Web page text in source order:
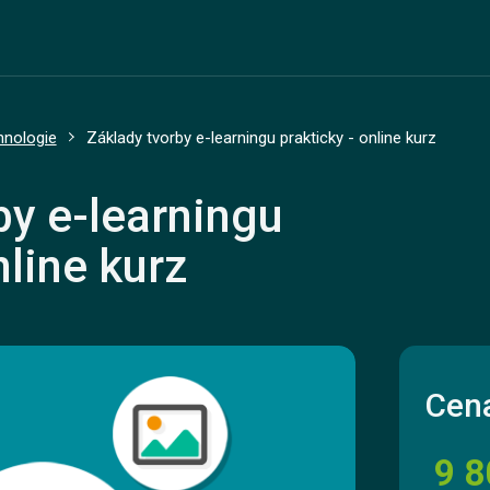
Základy tvorby e-learningu prakticky - online kurz
e-learningu
kurz
9